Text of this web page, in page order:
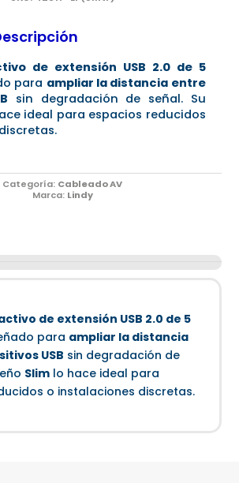
de extensión USB 2.0 de 5
para ampliar la distancia entre
sin degradación de señal. Su
ideal para espacios reducidos
Categoría: Cableado AV
Marca: Lindy
de extensión USB 2.0 de 5
para ampliar la distancia
USB sin degradación de
Slim lo hace ideal para
o instalaciones discretas.